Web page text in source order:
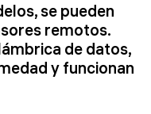
se pueden
remotos.
de datos,
y funcionan